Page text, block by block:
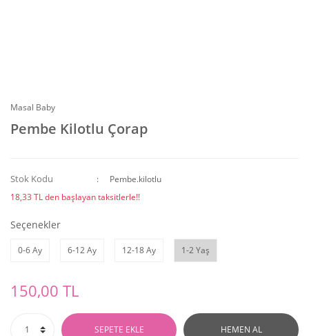
Masal Baby
Pembe Kilotlu Çorap
Stok Kodu
Pembe.kilotlu
18,33 TL den başlayan taksitlerle!!
Seçenekler
0-6 Ay 6-12 Ay 12-18 Ay 1-2 Yaş
150,00 TL
SEPETE EKLE HEMEN AL